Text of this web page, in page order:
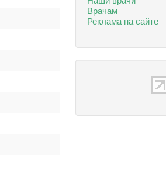
Врачам
Реклама на сайте